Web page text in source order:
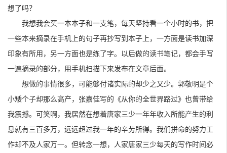
想了吗？
我想我会买一本本子和一支笔，每天坚持看一个小时的书，把
一些本来摘录在手机上的句子再抄写到本子上，一方面是读书加深
印象有所用，另一方面也是练了字。以后做的读书笔记，都会手写
一遍摘录的部分，用手机扫描下来发布在文章后面。
想做的事情很多，可能够付诸实际的却少之又少。郭敬明是个
小矮个子却那么高产，张嘉佳写的《从你的全世界路过》也曾带给
我震撼。可笑啊，我居然在想着唐家三少一年年收入所能产生的利
息就有三百多万，远远超过我一年的辛劳所得。我们拼命的努力工
作却不及人家万一。但转念一想，人家唐家三少每天的写作时间必